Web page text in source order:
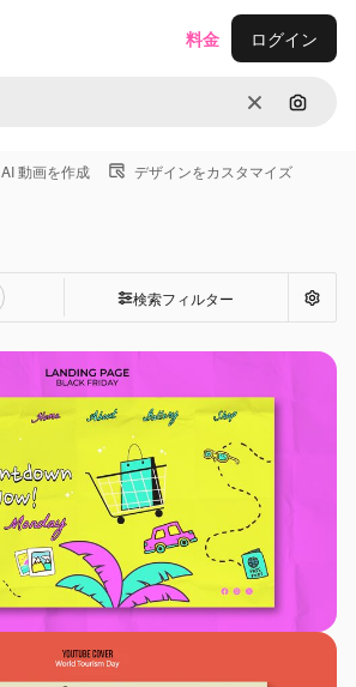
消去 画像で
料金 ログイン
AI 動画を作成 デザインをカスタマイズ
検索フィルター